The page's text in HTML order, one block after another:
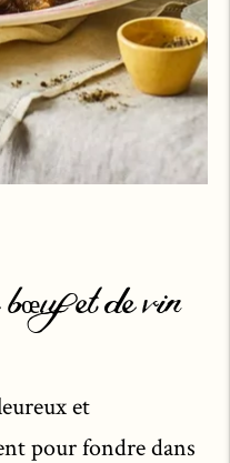
et de vin
et
pour fondre dans